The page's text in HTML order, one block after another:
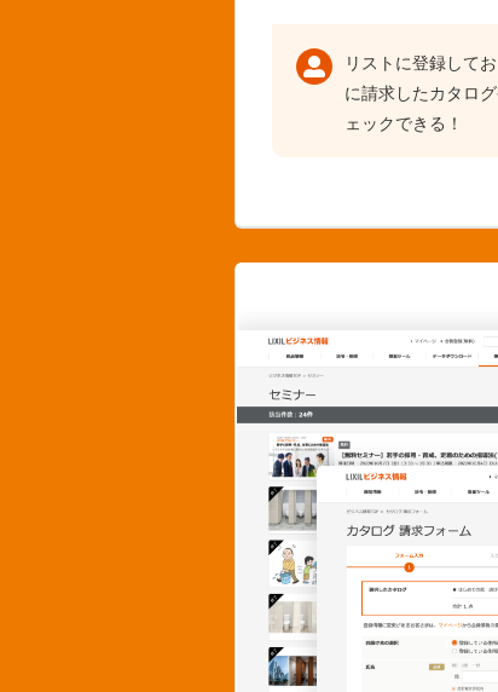
リストに登録して
に請求したカタロ
ェックできる！